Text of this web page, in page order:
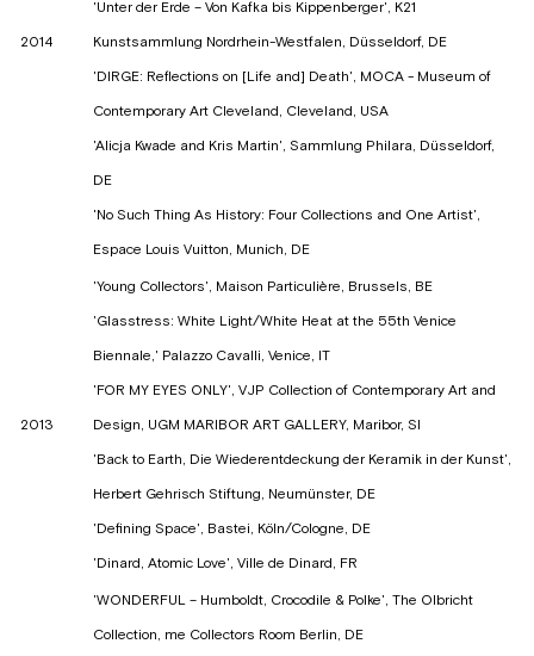
2014
'Unter der Erde – Von Kafka bis Kippenberger', K21
Kunstsammlung Nordrhein-Westfalen, Düsseldorf, DE
'DIRGE: Reflections on [Life and] Death', MOCA - Museum of
Contemporary Art Cleveland, Cleveland, USA
'Alicja Kwade and Kris Martin', Sammlung Philara, Düsseldorf,
DE
'No Such Thing As History: Four Collections and One Artist',
Espace Louis Vuitton, Munich, DE
2013
'Young Collectors', Maison Particulière, Brussels, BE
'Glasstress: White Light/White Heat at the 55th Venice
Biennale,' Palazzo Cavalli, Venice, IT
'FOR MY EYES ONLY', VJP Collection of Contemporary Art and
Design, UGM MARIBOR ART GALLERY, Maribor, SI
'Back to Earth, Die Wiederentdeckung der Keramik in der Kunst',
Herbert Gehrisch Stiftung, Neumünster, DE
'Defining Space', Bastei, Köln/Cologne, DE
'Dinard, Atomic Love', Ville de Dinard, FR
'WONDERFUL – Humboldt, Crocodile & Polke', The Olbricht
Collection, me Collectors Room Berlin, DE